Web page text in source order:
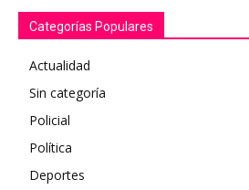
Categorías Populares
Actualidad
Sin categoría
Policial
Política
Deportes